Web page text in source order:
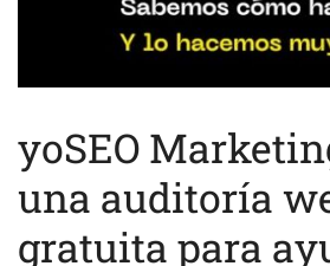
yoSEO
una auditoría
gratuita para